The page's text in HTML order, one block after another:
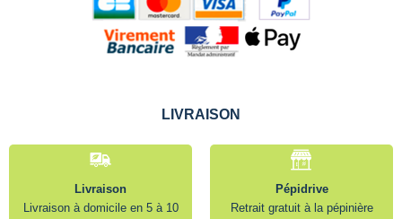
LIVRAISON
Livraison
Livraison à domicile en 5 à 10
Pépidrive
Retrait gratuit à la pépinière